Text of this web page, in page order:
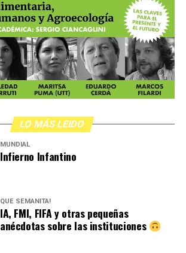
LO MÁS LEIDO
MUNDIAL
Infierno Infantino
QUÉ SEMANITA!
IA, FMI, FIFA y otras pequeñas
anécdotas sobre las instituciones